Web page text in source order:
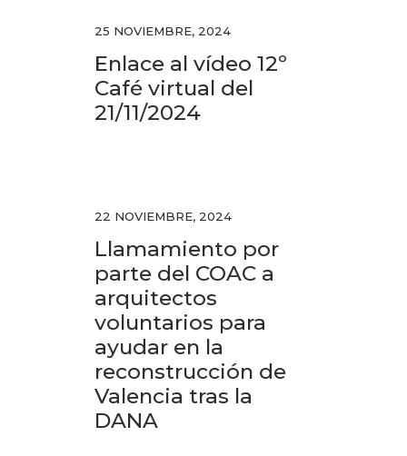
25 NOVIEMBRE, 2024
Enlace al vídeo 12º
Café virtual del
21/11/2024
22 NOVIEMBRE, 2024
Llamamiento por
parte del COAC a
arquitectos
voluntarios para
ayudar en la
reconstrucción de
Valencia tras la
DANA